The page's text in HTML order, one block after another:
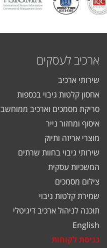
ארכיב לעסקים
שירותי ארכיב
אחסון קלטות גיבוי בכספות
סריקת מסמכים וארכיב ממוחשב
איסוף ומחזור נייר
מוצרי אריזה ותיוק
שירותי גיבוי בחוות שרתים
המשכיות עסקית
צילום מסמכים
שמירת קלטות גיבוי
תוכנה לניהול ארכיב דיגיטלי
English
כניסת לקוחות